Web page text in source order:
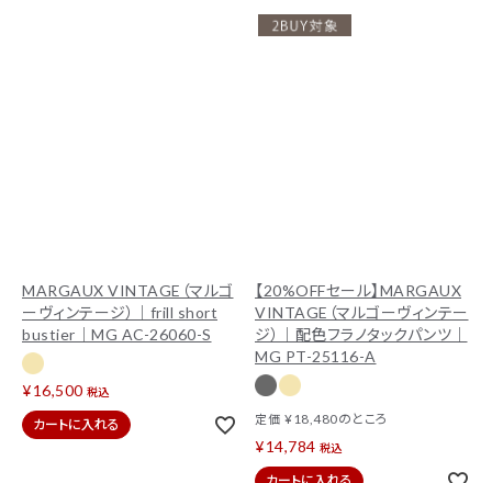
MARGAUX VINTAGE（マルゴ
ーヴィンテージ）｜frill short
bustier｜MG AC-26060-S
¥16,500 税込
カートに入れる
【20%OFFセール】MARGAUX
VINTAGE（マルゴーヴィンテー
ジ）｜配色フラノタックパンツ｜
MG PT-25116-A
定価 ¥18,480のところ
¥14,784 税込